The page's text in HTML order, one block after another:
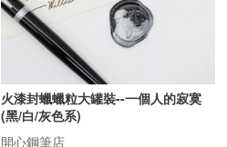
火漆封蠟蠟粒大罐裝--一個人的寂寞
(黑/白/灰色系)
開心鋼筆店